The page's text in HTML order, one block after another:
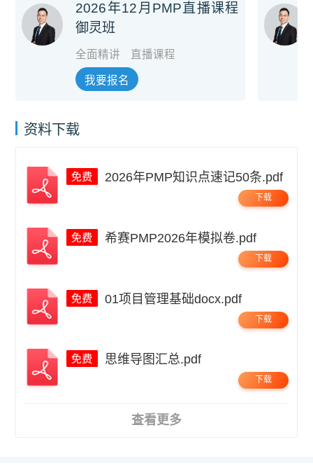
2026年12月PMP直播课程
御灵班
全面精讲 直播课程
我要报名
资料下载
2026年PMP知识点速记50条.pdf
下载
希赛PMP2026年模拟卷.pdf
下载
01项目管理基础docx.pdf
下载
思维导图汇总.pdf
下载
查看更多